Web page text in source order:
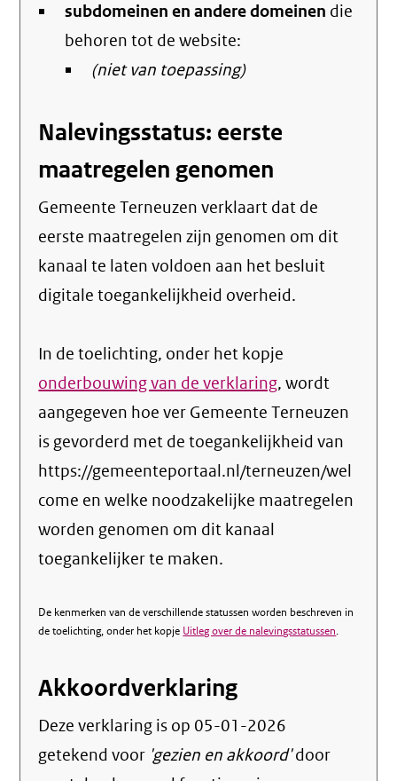
link)
subdomeinen en andere domeinen die
behoren tot de website:
(niet van toepassing)
Nalevingsstatus: eerste
maatregelen genomen
Gemeente Terneuzen verklaart dat de
eerste maatregelen zijn genomen om dit
kanaal te laten voldoen aan het besluit
digitale toegankelijkheid overheid.
In de toelichting, onder het kopje
onderbouwing van de verklaring, wordt
aangegeven hoe ver Gemeente Terneuzen
is gevorderd met de toegankelijkheid van
https://gemeenteportaal.nl/terneuzen/wel
come en welke noodzakelijke maatregelen
worden genomen om dit kanaal
toegankelijker te maken.
De kenmerken van de verschillende statussen worden beschreven in
de toelichting, onder het kopje Uitleg over de nalevingsstatussen.
Akkoordverklaring
Deze verklaring is op 05-01-2026
getekend voor 'gezien en akkoord'door